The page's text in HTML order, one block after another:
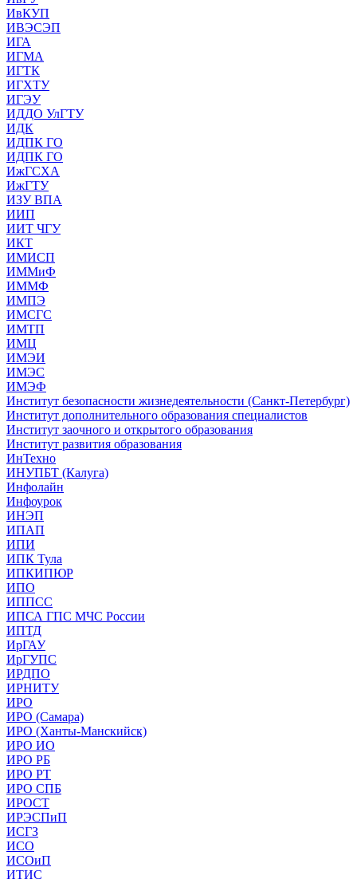
ИвКУП
ИВЭСЭП
ИГА
ИГМА
ИГТК
ИГХТУ
ИГЭУ
ИДДО УлГТУ
ИДК
ИДПК ГО
ИДПК ГО
ИжГСХА
ИжГТУ
ИЗУ ВПА
ИИП
ИИТ ЧГУ
ИКТ
ИМИСП
ИММиФ
ИММФ
ИМПЭ
ИМСГС
ИМТП
ИМЦ
ИМЭИ
ИМЭС
ИМЭФ
Институт безопасности жизнедеятельности (Санкт-Петербург)
Институт дополнительного образования специалистов
Институт заочного и открытого образования
Институт развития образования
ИнТехно
ИНУПБТ (Калуга)
Инфолайн
Инфоурок
ИНЭП
ИПАП
ИПИ
ИПК Тула
ИПКИПЮР
ИПО
ИППСС
ИПСА ГПС МЧС России
ИПТД
ИрГАУ
ИрГУПС
ИРДПО
ИРНИТУ
ИРО
ИРО (Самара)
ИРО (Ханты-Манскийск)
ИРО ИО
ИРО РБ
ИРО РТ
ИРО СПБ
ИРОСТ
ИРЭСПиП
ИСГЗ
ИСО
ИСОиП
ИТИС